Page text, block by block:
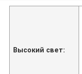
Высокий свет: